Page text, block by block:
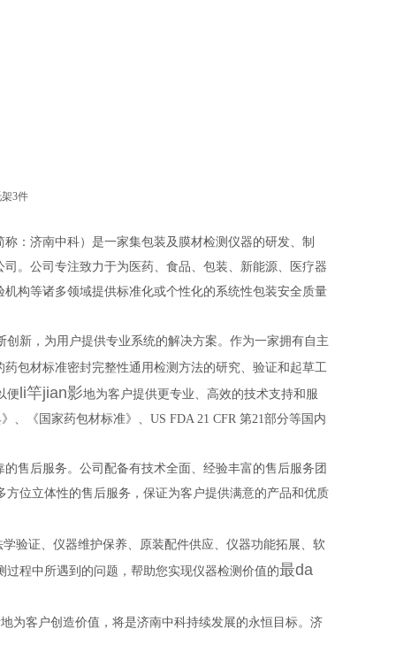
3件
：济南中科）是一家集包装及膜材检测仪器的研发、制
。公司专注致力于为医药、食品、包装、新能源、医疗器
构等诸多领域提供标准化或个性化的系统性包装安全质量
新，为用户提供专业系统的解决方案。作为一家拥有自主
包材标准密封完整性通用检测方法的研究、验证和起草工
便 li竿jian影地为客户提供更专业、高效的技术支持和服
、《国家药包材标准》、US FDA 21 CFR 第21部分等国内
售后服务。公司配备有技术全面、经验丰富的售后服务团
位立体性的售后服务，保证为客户提供满意的产品和优质
验证、仪器维护保养、原装配件供应、仪器功能拓展、软
程中所遇到的问题，帮助您实现仪器检测价值的最da
为客户创造价值，将是济南中科持续发展的永恒目标。济